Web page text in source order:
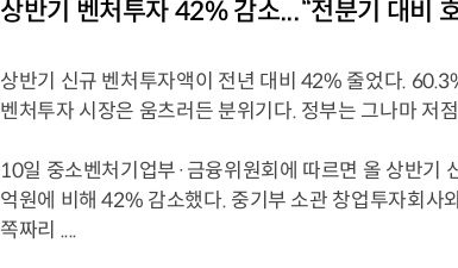
상반기 벤처투자 42% 감소...“전분기 대비
상반기 신규 벤처투자액이 전년 대비 42% 줄었다.
벤처투자 시장은 움츠러든 분위기다. 정부는 그나마 저
10일 중소벤처기업부·금융위원회에 따르면 올 상반
억원에 비해 42% 감소했다. 중기부 소관 창업투자회사
쪽짜리 ....